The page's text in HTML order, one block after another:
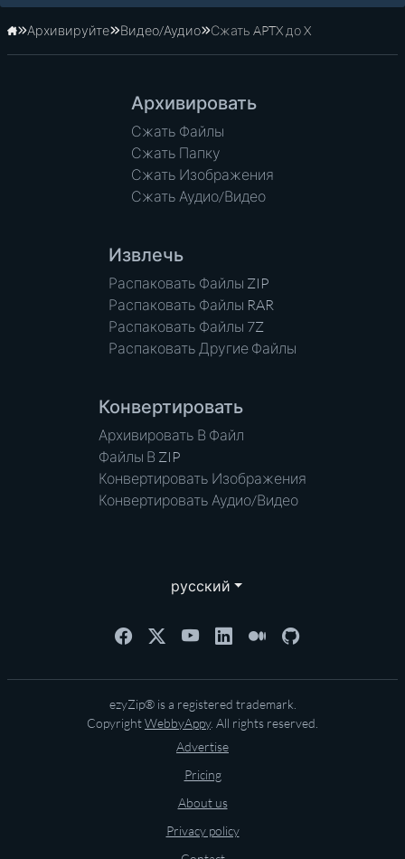
Главная
Архивируйте Видео/Аудио Сжать APTX до X
Архивировать
Сжать Файлы
Сжать Папку
Сжать Изображения
Сжать Аудио/Видео
Извлечь
Распаковать Файлы ZIP
Распаковать Файлы RAR
Распаковать Файлы 7Z
Распаковать Другие Файлы
Конвертировать
Архивировать В Файл
Файлы В ZIP
Конвертировать Изображения
Конвертировать Аудио/Видео
русский
ezyZip® is a registered trademark.
CopyrightWebbyAppy. All rights reserved.
Advertise
Pricing
About us
Privacy policy